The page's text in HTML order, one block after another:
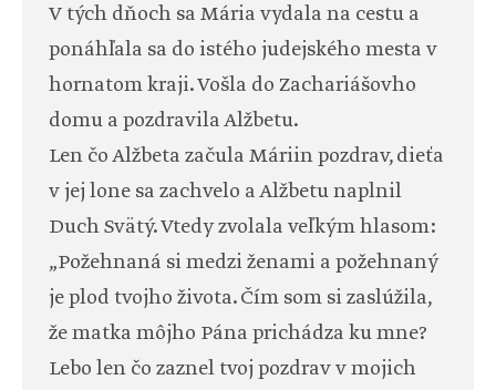
V tých dňoch sa Mária vydala na cestu a
ponáhľala sa do istého judejského mesta v
hornatom kraji. Vošla do Zachariášovho
domu a pozdravila Alžbetu.
Len čo Alžbeta začula Máriin pozdrav, dieťa
v jej lone sa zachvelo a Alžbetu naplnil
Duch Svätý. Vtedy zvolala veľkým hlasom:
„Požehnaná si medzi ženami a požehnaný
je plod tvojho života. Čím som si zaslúžila,
že matka môjho Pána prichádza ku mne?
Lebo len čo zaznel tvoj pozdrav v mojich